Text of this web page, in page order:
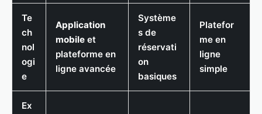
Te
ch
nol
ogi
e
Application
mobile et
plateforme en
ligne avancée
Système
s de
réservati
on
basiques
Platefor
me en
ligne
simple
Ex